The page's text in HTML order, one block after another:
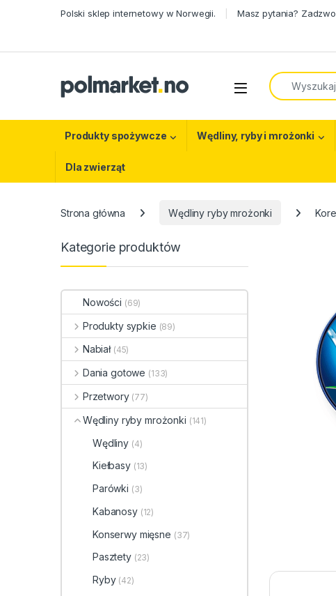
Polski sklep internetowy w Norwegii. Masz pytania?
Open
Search for:
Produkty spożywcze Wędliny, ryby i mrożonki
Dla zwierząt
Strona główna Wędliny ryby mrożonki
Kategorie produktów
Nowości (69)
Produkty sypkie (89)
Nabiał (45)
Dania gotowe (133)
Przetwory (77)
Wędliny ryby mrożonki (141)
Wędliny (4)
Kiełbasy (13)
Parówki (3)
Kabanosy (12)
Konserwy mięsne (37)
Pasztety (23)
Ryby (42)